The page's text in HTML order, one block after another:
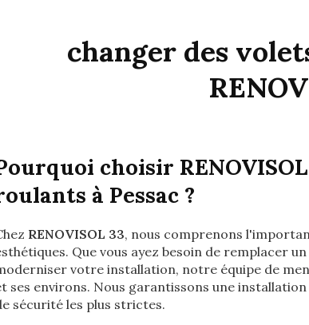
changer des
choisir
à Pessac ?
RENOVISOL 33, nous comprenons
Que vous ayez besoin de remplacer
votre installation, notre équipe de
ses environs. Nous garantissons une
sécurité les plus strictes.